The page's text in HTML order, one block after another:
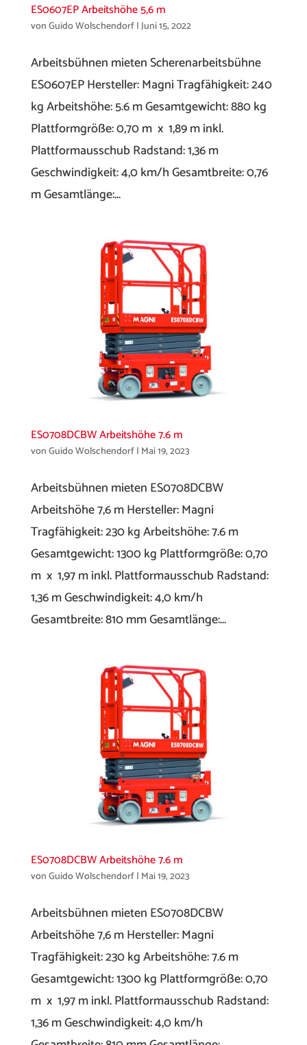
ES0607EP Arbeitshöhe 5,6 m
vonGuido Wolschendorf|Juni 15, 2022
Arbeitsbühnen mieten Scherenarbeitsbühne
ES0607EP Hersteller: Magni Tragfähigkeit: 240
kg Arbeitshöhe: 5.6 m Gesamtgewicht: 880 kg
Plattformgröße: 0,70 m x 1,89 m inkl.
Plattformausschub Radstand: 1,36 m
Geschwindigkeit: 4,0 km/h Gesamtbreite: 0,76
m Gesamtlänge:...
ES0708DCBW Arbeitshöhe 7.6 m
vonGuido Wolschendorf| Mai 19, 2023
Arbeitsbühnen mieten ES0708DCBW
Arbeitshöhe 7,6 m Hersteller: Magni
Tragfähigkeit: 230 kg Arbeitshöhe: 7.6 m
Gesamtgewicht: 1300 kg Plattformgröße: 0,70
m x 1,97 m inkl. Plattformausschub Radstand:
1,36 m Geschwindigkeit: 4,0 km/h
Gesamtbreite: 810 mm Gesamtlänge:...
ES0708DCBW Arbeitshöhe 7.6 m
vonGuido Wolschendorf| Mai 19, 2023
Arbeitsbühnen mieten ES0708DCBW
Arbeitshöhe 7,6 m Hersteller: Magni
Tragfähigkeit: 230 kg Arbeitshöhe: 7.6 m
Gesamtgewicht: 1300 kg Plattformgröße: 0,70
m x 1,97 m inkl. Plattformausschub Radstand:
1,36 m Geschwindigkeit: 4,0 km/h